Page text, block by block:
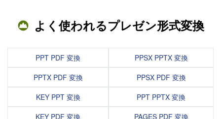
よく使われるプレゼン形式変換
PPT PDF 変換
PPTX PDF 変換
KEY PPT 変換
KEY PDF 変換
PPSX PPTX 変換
PPSX PDF 変換
PPT PPTX 変換
PAGES PDF 変換